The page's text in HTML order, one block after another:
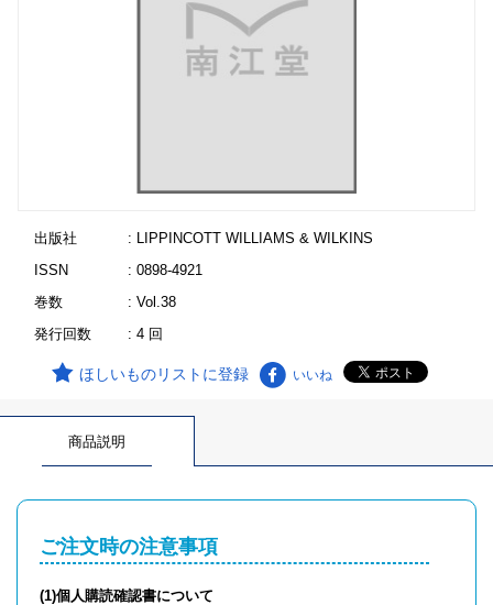
出版社
: LIPPINCOTT WILLIAMS & WILKINS
ISSN
: 0898-4921
巻数
: Vol.38
発行回数
: 4 回
ほしいものリストに登録 いいね
商品説明
ご注文時の注意事項
(1)個人購読確認書について